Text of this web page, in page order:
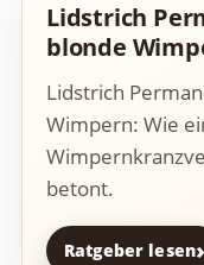
Lidstrich
blonde
Lidstrich
Wimpern: Wie
betont.
Ratgeber lesen